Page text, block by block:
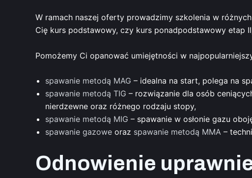
W ramach naszej oferty prowadzimy szkolenia w
Cię kurs podstawowy, czy kurs ponadpodstawowy etap
Pomożemy Ci opanować umiejętności w
spawanie metodą MAG – idealna na start, polega na
spawanie metodą TIG – rozwiązanie dla osób
nierdzewne oraz różnego rodzaju stopy,
spawanie metodą MIG – spawanie w osłonie gazu
spawanie gazowe oraz spawanie metodą MMA –
Odnowienie